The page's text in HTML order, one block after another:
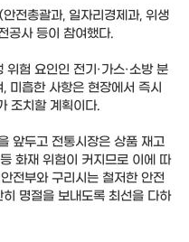
전총괄과, 일자리경제과, 위생
공사 등이 참여했다.
험 요인인 전기·가스·소방 분
미흡한 사항은 현장에서 즉시
조치할 계획이다.
앞두고 전통시장은 상품 재고
화재 위험이 커지므로 이에 따
전부와 구리시는 철저한 안전
명절을 보내도록 최선을 다하